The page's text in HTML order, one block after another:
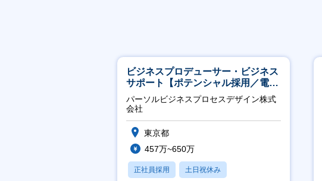
ビジネスプロデューサー・ビジネス
サポート【ポテンシャル採用／電
力・ガス等の民間向けプロジェクト
推進】
パーソルビジネスプロセスデザイン株式
会社
東京都
457万~650万
正社員採用 土日祝休み